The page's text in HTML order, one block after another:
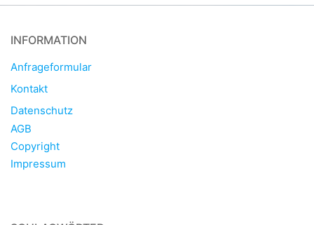
INFORMATION
Anfrageformular
Kontakt
Datenschutz
AGB
Copyright
Impressum